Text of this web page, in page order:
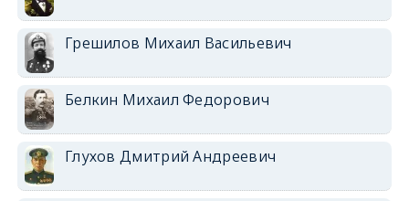
Грешилов Михаил Васильевич
Белкин Михаил Федорович
Глухов Дмитрий Андреевич